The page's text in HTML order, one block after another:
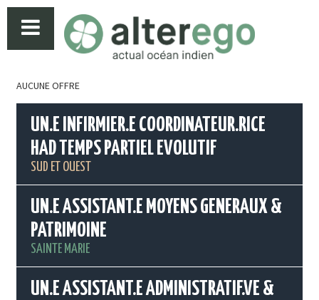
AUCUNE OFFRE
UN.E INFIRMIER.E COORDINATEUR.RICE
HAD TEMPS PARTIEL EVOLUTIF
SUD ET OUEST
UN.E ASSISTANT.E MOYENS GENERAUX &
PATRIMOINE
SAINTE MARIE
UN.E ASSISTANT.E ADMINISTRATIF.VE &